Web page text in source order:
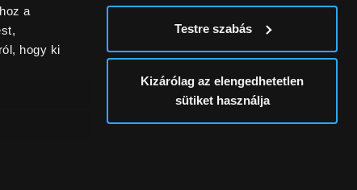
a
hogy ki
Testre szabás
Kizárólag az elengedhetetlen
sütiket használja